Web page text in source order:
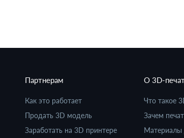
Партнерам
Как это работает
Продать 3D модель
Заработать на 3D принтере
О 3D-
Что такое
Зачем
Материалы